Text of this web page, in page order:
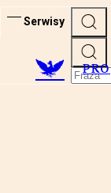
Serwisy
PRO